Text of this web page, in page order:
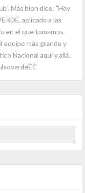
Más bien dice: "Hoy
aplicado a las
en el que tomamos
equipo más grande y
Nacional aquí y allá.